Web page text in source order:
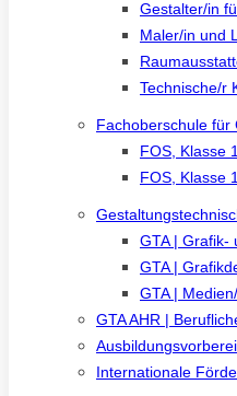
Gestalter/in
Maler/in und
Technische/r
Fachoberschule für
FOS, Klasse
FOS, Klasse
GTA | Grafik-
GTA |
GTA |
GTA AHR |
Internationale